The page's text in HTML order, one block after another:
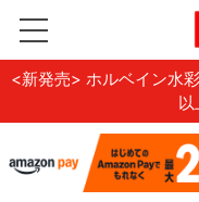
<新発売> ホルベイン水
以